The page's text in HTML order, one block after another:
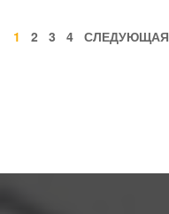
1 2 3 4 СЛЕДУЮЩАЯ